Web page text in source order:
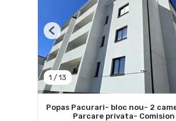
1 / 13
Previous
Popas Pacurari- bloc nou- 2
Parcare privata- Comision